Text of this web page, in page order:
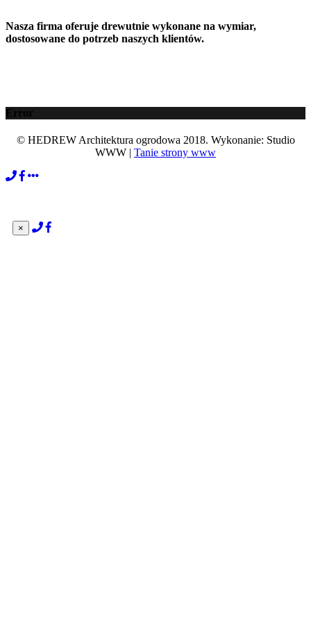
Nasza firma oferuje drewutnie wykonane na wymiar,
dostosowane do potrzeb naszych klientów.
Error
© HEDREW Architektura ogrodowa 2018. Wykonanie: Studio
WWW | Tanie strony www
×